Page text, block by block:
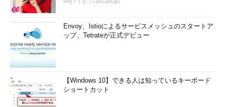
PR(アドビ｜CanCam.jp)
Envoy、Istioによるサービスメッシュのスタートア
ップ、Tetrateが正式デビュー
【Windows 10】できる人は知っているキーボード
ショートカット